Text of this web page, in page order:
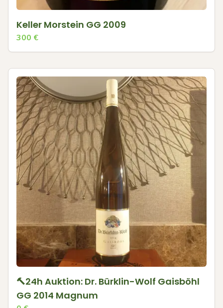
Keller Morstein GG 2009
300 €
🔨24h Auktion: Dr. Bürklin-Wolf Gaisböhl
GG 2014 Magnum